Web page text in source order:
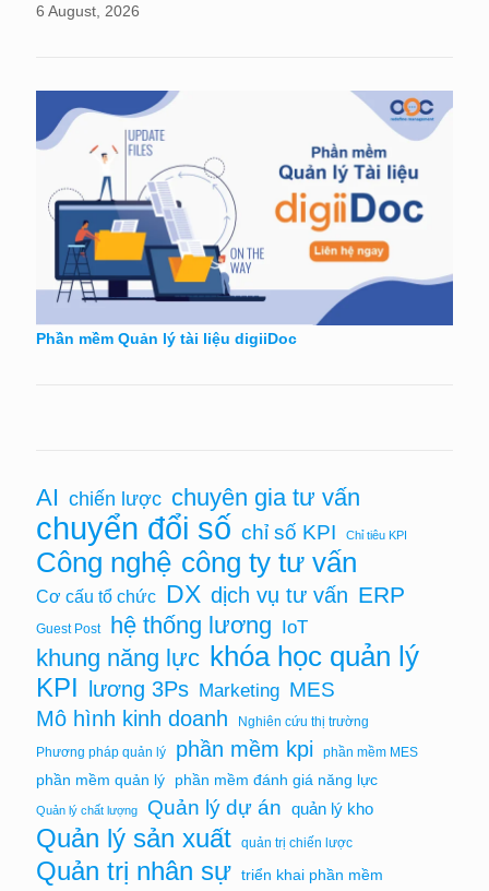
6 August, 2026
Phần mềm Quản lý tài liệu digiiDoc
AI chiến lược chuyên gia tư vấn
chuyển đổi số chỉ số KPI Chỉ tiêu KPI
Công nghệ công ty tư vấn
Cơ cấu tổ chức DX dịch vụ tư vấn ERP
Guest Post hệ thống lương IoT
khung năng lực khóa học quản lý
KPI lương 3Ps Marketing MES
Mô hình kinh doanh
Nghiên cứu thị trường
Phương pháp quản lý
phần mềm kpi phần mềm MES
phần mềm quản lý phần mềm đánh giá năng lực
Quản lý chất lượng Quản lý dự án quản lý kho
Quản lý sản xuất quản trị chiến lược
Quản trị nhân sự triển khai phần mềm